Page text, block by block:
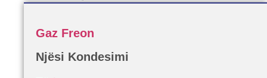
Gaz Freon
Njësi Kondesimi